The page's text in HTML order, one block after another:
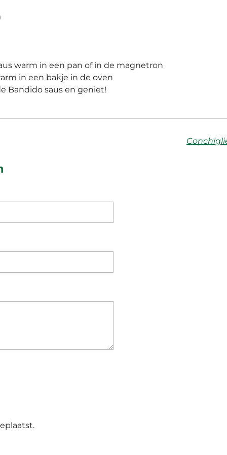
warm in een pan of in de magnetron
in een bakje in de oven
Bandido saus en geniet!